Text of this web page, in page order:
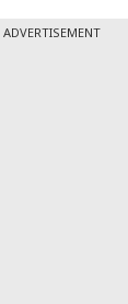
ADVERTISEMENT